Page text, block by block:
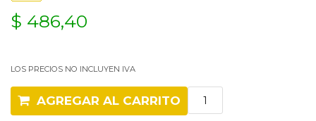
$ 486,40
LOS PRECIOS NO INCLUYEN IVA
AGREGAR AL CARRITO